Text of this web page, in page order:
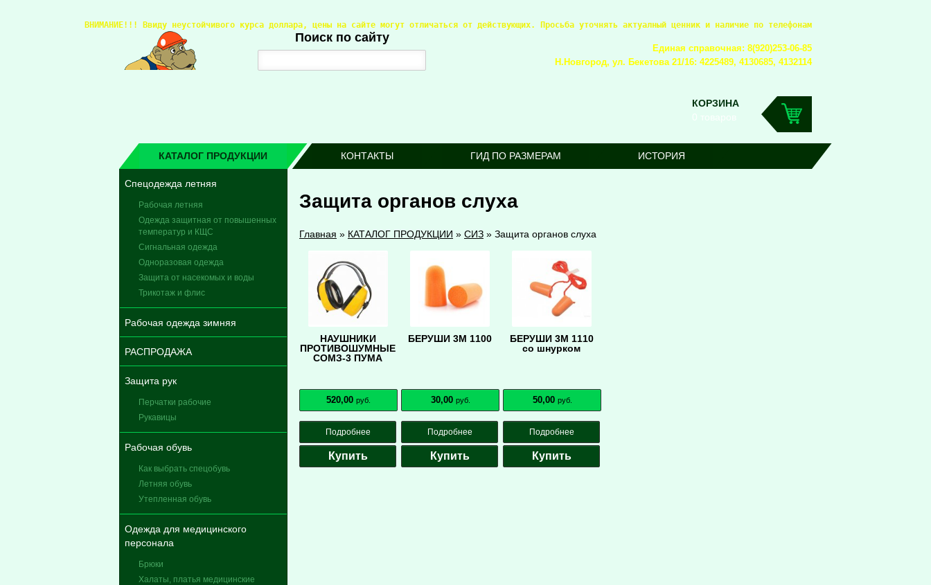
Поиск по сайту
КОРЗИНА
0 товаров
ВНИМАНИЕ!!! Ввиду неустойчивого курса доллара, цены на сайте могут отличаться от действующих. Просьба уточнять актуалный ценник и наличие по телефонам
Единая справочная: 8(920)253-06-85
Н.Новгород, ул. Бекетова 21/16: 4225489, 4130685, 4132114
КАТАЛОГ ПРОДУКЦИИ КОНТАКТЫ ГИД ПО РАЗМЕРАМ ИСТОРИЯ
Спецодежда летняя
Рабочая летняя
Одежда защитная от повышенных
температур и КЩС
Сигнальная одежда
Одноразовая одежда
Защита от насекомых и воды
Трикотаж и флис
Рабочая одежда зимняя
РАСПРОДАЖА
Защита рук
Перчатки рабочие
Рукавицы
Рабочая обувь
Как выбрать спецобувь
Летняя обувь
Утепленная обувь
Одежда для медицинского
персонала
Брюки
Халаты, платья медицинские
Защита органов слуха
Главная » КАТАЛОГ ПРОДУКЦИИ » СИЗ » Защита органов слуха
НАУШНИКИ
ПРОТИВОШУМНЫЕ
СОМЗ-3 ПУМА
520,00 руб.
Подробнее
Купить
БЕРУШИ 3М 1100
30,00 руб.
Подробнее
Купить
БЕРУШИ 3М 1110
со шнурком
50,00 руб.
Подробнее
Купить